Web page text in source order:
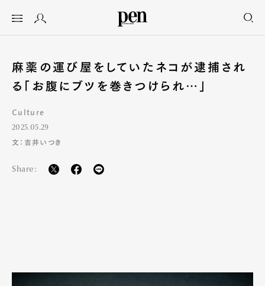
麻薬の運び屋をしていたネコが逮捕され
る「お腹にブツを巻きつけられ…」
Culture
2025.05.29
文：吉井いつき
Share: